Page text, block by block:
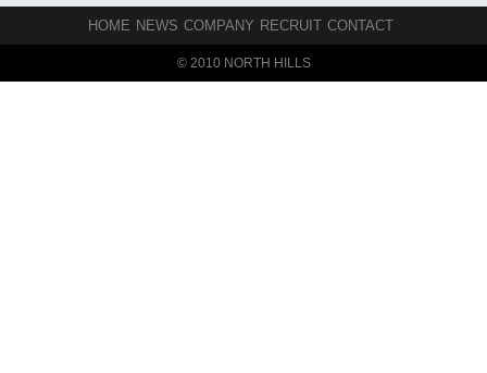
HOME NEWS COMPANY RECRUIT CONTACT
© 2010 NORTH HILLS